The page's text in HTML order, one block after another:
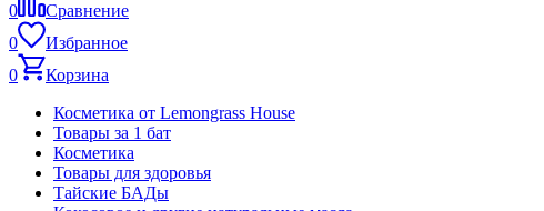
0
Сравнение
0
Избранное
0
Корзина
Косметика от Lemongrass House
Товары за 1 бат
Косметика
Товары для здоровья
Тайские БАДы